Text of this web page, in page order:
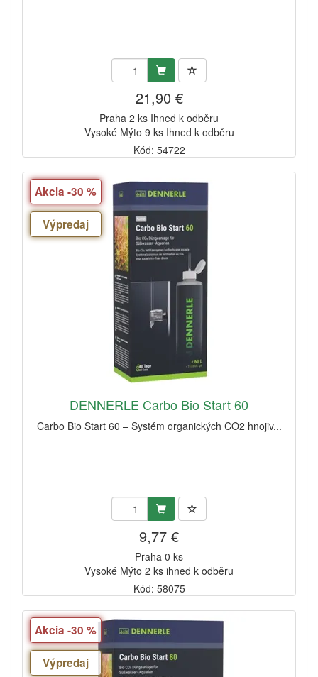
21,90 €
Praha 2 ks Ihned k odběru
Vysoké Mýto 9 ks Ihned k odběru
Kód: 54722
Akcia -30 %
Výpredaj
DENNERLE Carbo Bio Start 60
Carbo Bio Start 60 – Systém organických CO2 hnojiv...
9,77 €
Praha 0 ks
Vysoké Mýto 2 ks ihned k odběru
Kód: 58075
Akcia -30 %
Výpredaj